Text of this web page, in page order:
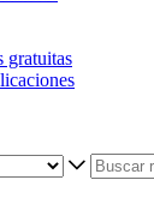
gratuitas